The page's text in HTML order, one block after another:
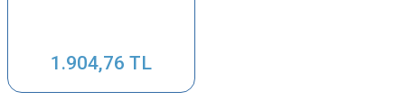
1.904,76 TL